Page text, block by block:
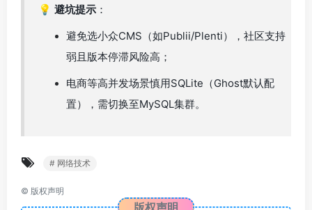
💡 避坑提示 ：
避免选小众CMS（如Publii/Plenti），社区支持
弱且版本停滞风险高；
电商等高并发场景慎用SQLite（Ghost默认配
置），需切换至MySQL集群。
# 网络技术
© 版权声明
版权声明